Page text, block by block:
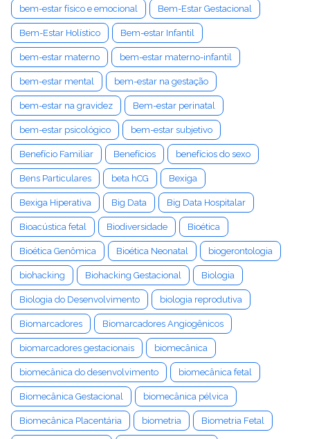
bem-estar físico e emocional Bem-Estar Gestacional
Bem-Estar Holístico Bem-estar Infantil
bem-estar materno bem-estar materno-infantil
bem-estar mental bem-estar na gestação
bem-estar na gravidez Bem-estar perinatal
bem-estar psicológico bem-estar subjetivo
Benefício Familiar Benefícios benefícios do sexo
Bens Particulares beta hCG Bexiga
Bexiga Hiperativa Big Data Big Data Hospitalar
Bioacústica fetal Biodiversidade Bioética
Bioética Genômica Bioética Neonatal biogerontologia
biohacking Biohacking Gestacional Biologia
Biologia do Desenvolvimento biologia reprodutiva
Biomarcadores Biomarcadores Angiogênicos
biomarcadores gestacionais biomecânica
biomecânica do desenvolvimento biomecânica fetal
Biomecânica Gestacional biomecânica pélvica
Biomecânica Placentária biometria Biometria Fetal